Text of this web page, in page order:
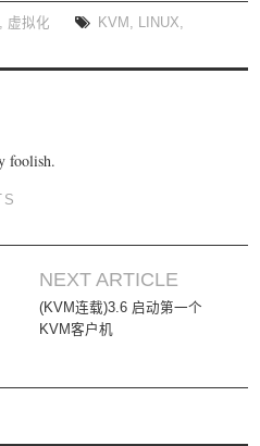
, 虚拟化 KVM , LINUX,
foolish.
NEXT ARTICLE
(KVM连载)3.6 启动第一个
KVM客户机